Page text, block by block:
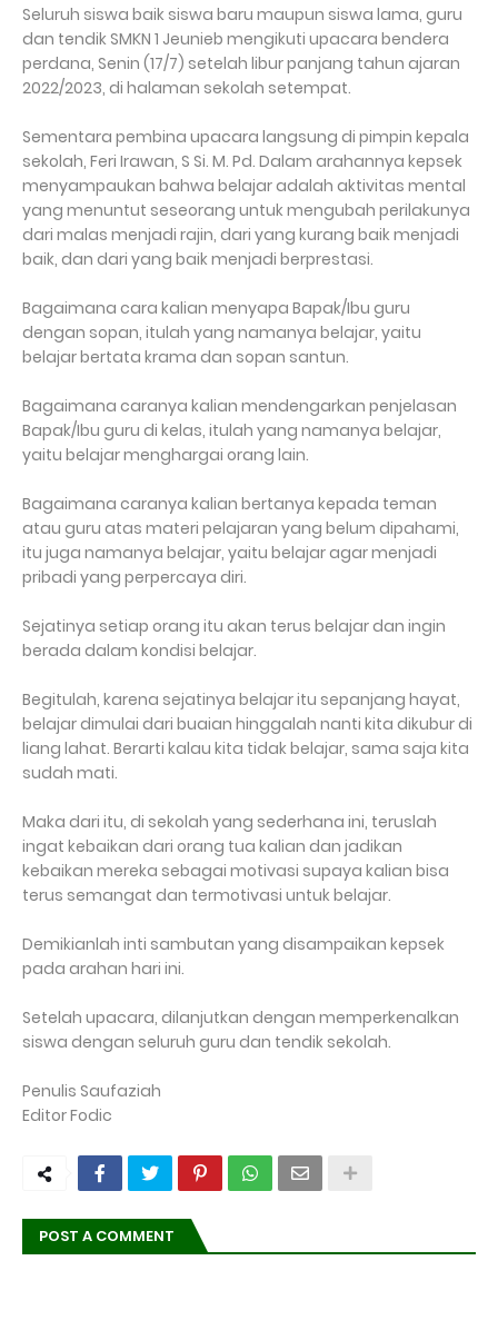
Seluruh siswa baik siswa baru maupun siswa lama, guru
dan tendik SMKN 1 Jeunieb mengikuti upacara bendera
perdana, Senin (17/7) setelah libur panjang tahun ajaran
2022/2023, di halaman sekolah setempat.
Sementara pembina upacara langsung di pimpin kepala
sekolah, Feri Irawan, S Si. M. Pd. Dalam arahannya kepsek
menyampaukan bahwa belajar adalah aktivitas mental
yang menuntut seseorang untuk mengubah perilakunya
dari malas menjadi rajin, dari yang kurang baik menjadi
baik, dan dari yang baik menjadi berprestasi.
Bagaimana cara kalian menyapa Bapak/Ibu guru
dengan sopan, itulah yang namanya belajar, yaitu
belajar bertata krama dan sopan santun.
Bagaimana caranya kalian mendengarkan penjelasan
Bapak/Ibu guru di kelas, itulah yang namanya belajar,
yaitu belajar menghargai orang lain.
Bagaimana caranya kalian bertanya kepada teman
atau guru atas materi pelajaran yang belum dipahami,
itu juga namanya belajar, yaitu belajar agar menjadi
pribadi yang perpercaya diri.
Sejatinya setiap orang itu akan terus belajar dan ingin
berada dalam kondisi belajar.
Begitulah, karena sejatinya belajar itu sepanjang hayat,
belajar dimulai dari buaian hinggalah nanti kita dikubur di
liang lahat. Berarti kalau kita tidak belajar, sama saja kita
sudah mati.
Maka dari itu, di sekolah yang sederhana ini, teruslah
ingat kebaikan dari orang tua kalian dan jadikan
kebaikan mereka sebagai motivasi supaya kalian bisa
terus semangat dan termotivasi untuk belajar.
Demikianlah inti sambutan yang disampaikan kepsek
pada arahan hari ini.
Setelah upacara, dilanjutkan dengan memperkenalkan
siswa dengan seluruh guru dan tendik sekolah.
Penulis Saufaziah
Editor Fodic
POST A COMMENT